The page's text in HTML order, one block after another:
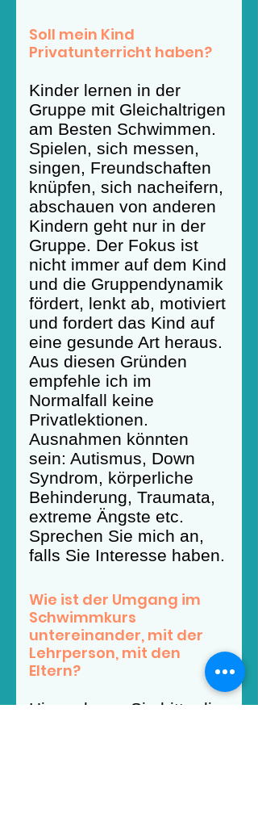
Soll mein Kind
Privatunterricht haben?
Kinder lernen in der
Gruppe mit Gleichaltrigen
am Besten Schwimmen.
Spielen, sich messen,
singen, Freundschaften
knüpfen, sich nacheifern,
abschauen von anderen
Kindern geht nur in der
Gruppe. Der Fokus ist
nicht immer auf dem Kind
und die Gruppendynamik
fördert, lenkt ab, motiviert
und fordert das Kind auf
eine gesunde Art heraus.
Aus diesen Gründen
empfehle ich im
Normalfall keine
Privatlektionen.
Ausnahmen könnten
sein: Autismus, Down
Syndrom, körperliche
Behinderung, Traumata,
extreme Ängste etc.
Sprechen Sie mich an,
falls Sie Interesse haben.
Wie ist der Umgang im
Schwimmkurs
untereinander, mit der
Lehrperson, mit den
Eltern?
Hierzu lesen Sie bitte die